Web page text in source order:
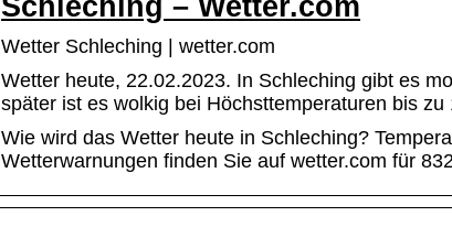
Schleching – Wetter.com
Wetter Schleching | wetter.com
Wetter heute, 22.02.2023. In Schleching gibt es
später ist es wolkig bei Höchsttemperaturen bis
Wie wird das Wetter heute in Schleching?
Wetterwarnungen finden Sie auf wetter.com für